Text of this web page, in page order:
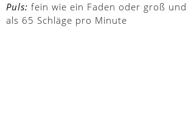
Puls: fein wie ein Faden oder groß
als 65 Schläge pro Minute